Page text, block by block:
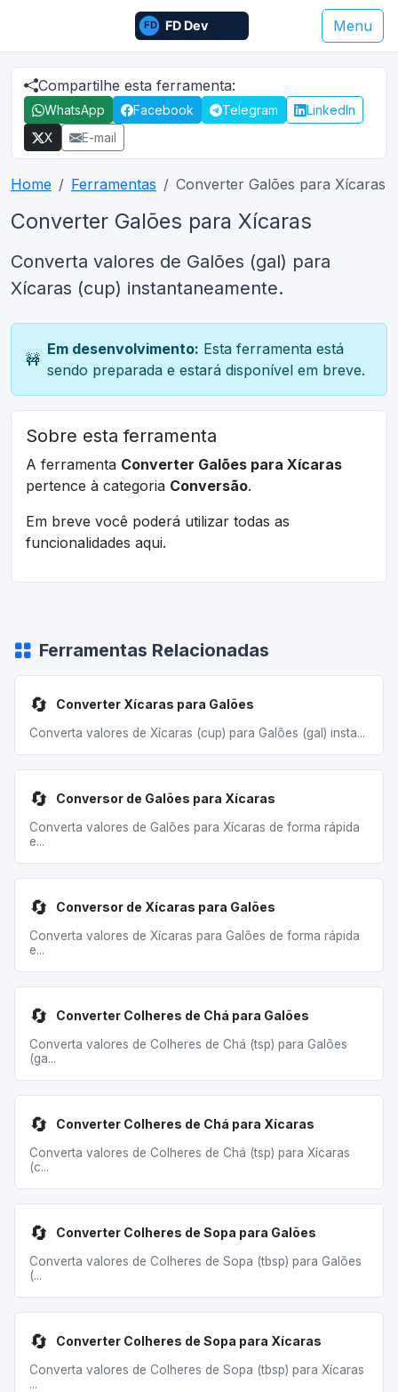
Menu
Compartilhe esta ferramenta:
WhatsApp Facebook Telegram
LinkedIn
X
E-mail
Home Ferramentas Converter Galões para Xícaras
Converter Galões para Xícaras
Converta valores de Galões (gal) para
Xícaras (cup) instantaneamente.
🚧
Em desenvolvimento: Esta ferramenta está
sendo preparada e estará disponível em breve.
Sobre esta ferramenta
A ferramenta Converter Galões para Xícaras
pertence à categoria Conversão.
Em breve você poderá utilizar todas as
funcionalidades aqui.
Ferramentas Relacionadas
🔄 Converter Xícaras para Galões
Converta valores de Xícaras (cup) para Galões (gal) insta...
🔄 Conversor de Galões para Xícaras
Converta valores de Galões para Xícaras de forma rápida
e...
🔄 Conversor de Xícaras para Galões
Converta valores de Xícaras para Galões de forma rápida
e...
🔄 Converter Colheres de Chá para Galões
Converta valores de Colheres de Chá (tsp) para Galões
(ga...
🔄 Converter Colheres de Chá para Xícaras
Converta valores de Colheres de Chá (tsp) para Xícaras
(c...
🔄 Converter Colheres de Sopa para Galões
Converta valores de Colheres de Sopa (tbsp) para Galões
(...
🔄 Converter Colheres de Sopa para Xícaras
Converta valores de Colheres de Sopa (tbsp) para Xícaras
...